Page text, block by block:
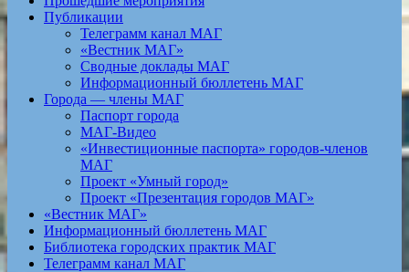
Публикации
Телеграмм канал МАГ
«Вестник МАГ»
Сводные доклады МАГ
Информационный бюллетень МАГ
Города — члены МАГ
Паспорт города
МАГ-Видео
«Инвестиционные паспорта» городов-членов
МАГ
Проект «Умный город»
Проект «Презентация городов МАГ»
«Вестник МАГ»
Информационный бюллетень МАГ
Библиотека городских практик МАГ
Телеграмм канал МАГ